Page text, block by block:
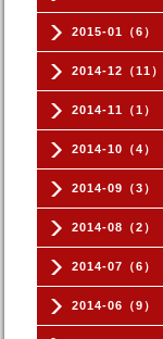
2015-01（6）
2014-12（11）
2014-11（1）
2014-10（4）
2014-09（3）
2014-08（2）
2014-07（6）
2014-06（9）